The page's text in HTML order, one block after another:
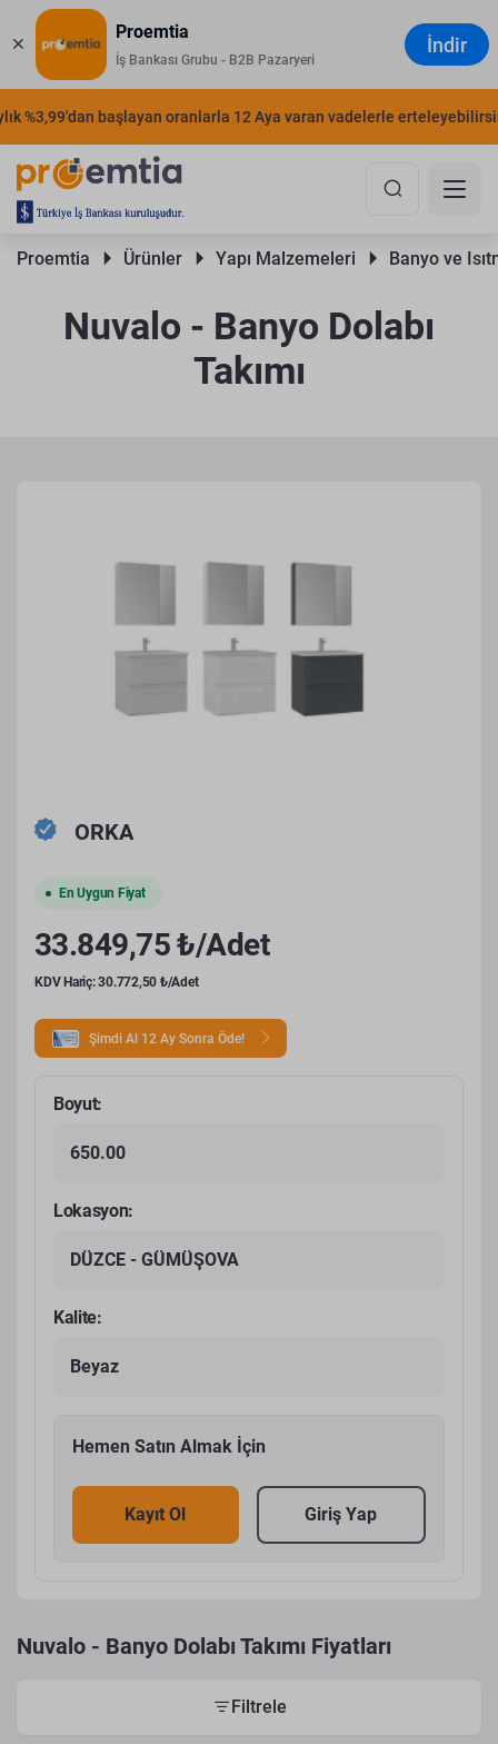
Proemtia
İş Bankası Grubu - B2B Pazaryeri
İndir
%3,99'dan başlayan oranlarla 12 Aya varan vadelerle
Proemtia Ürünler Yapı Malzemeleri Banyo ve
Nuvalo - Banyo Dolabı
Takımı
ORKA
En Uygun Fiyat
33.849,75 ₺/Adet
KDV Hariç: 30.772,50 ₺/Adet
Şimdi Al 12 Ay Sonra Öde!
Boyut:
650.00
Lokasyon:
DÜZCE - GÜMÜŞOVA
Kalite:
Beyaz
Hemen Satın Almak İçin
Kayıt Ol Giriş Yap
Nuvalo - Banyo Dolabı Takımı Fiyatları
Filtrele